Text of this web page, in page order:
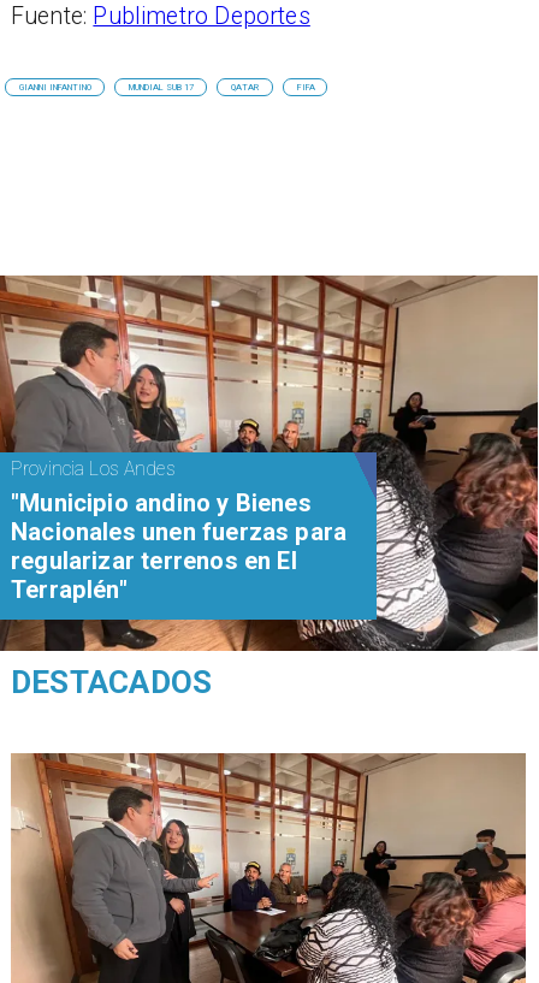
Fuente: Publimetro Deportes
GIANNI INFANTINO MUNDIAL SUB 17 QATAR FIFA
Provincia Los Andes
"Municipio andino y Bienes
Nacionales unen fuerzas para
regularizar terrenos en El
Terraplén"
DESTACADOS